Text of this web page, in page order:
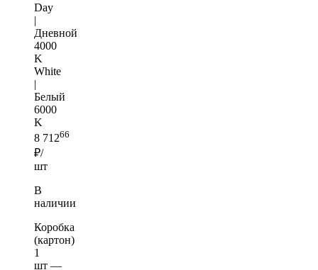
Day
|
Дневной
4000
K
White
|
Белый
6000
K
8 71266
₽/
шт
В
наличии
Коробка
(картон)
1
шт —